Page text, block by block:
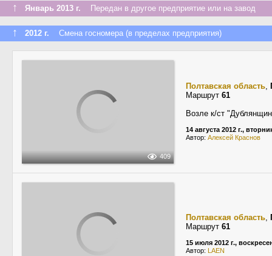
↑ Январь 2013 г. Передан в другое предприятие или на завод
↑ 2012 г. Смена госномера (в пределах предприятия)
409
Полтавская область,
Маршрут 61
Возле к/ст
14 августа 2012 г.,
Автор: Алексей Краснов
Полтавская область,
Маршрут 61
15 июля 2012 г.,
Автор: LAEN